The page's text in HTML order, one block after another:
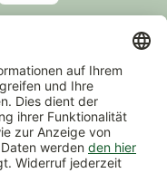
zzgl.Versand
sind Gutscheine und